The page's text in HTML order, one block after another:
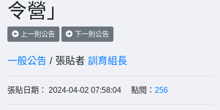
令營」
上一則公告 下一則公告
一般公告 / 張貼者 訓育組長
張貼日期： 2024-04-02 07:58:04 點閱： 256